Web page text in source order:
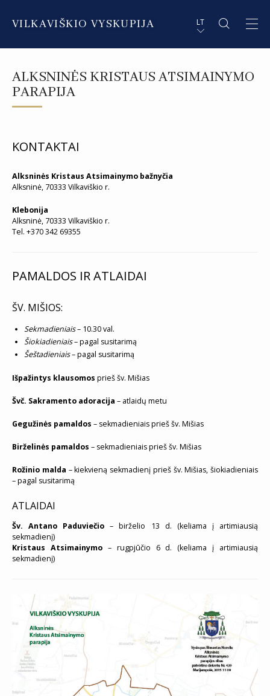
VILKAVIŠKIO VYSKUPIJA LT
DVASININKAI
ALKSNINĖS KRISTAUS ATSIMAINYMO
PARAPIJA
KONTAKTAI
Alksninės Kristaus Atsimainymo bažnyčia
Alksninė, 70333 Vilkaviškio r.
Klebonija
Alksninė, 70333 Vilkaviškio r.
Tel. +370 342 69355
PAMALDOS IR ATLAIDAI
ŠV. MIŠIOS:
Sekmadieniais– 10.30 val.
Šiokiadieniais– pagal susitarimą
Šeštadieniais– pagal susitarimą
Išpažintys klausomos prieš šv. Mišias
Švč. Sakramento adoracija – atlaidų metu
Gegužinės pamaldos – sekmadieniais prieš šv. Mišias
Birželinės pamaldos – sekmadieniais prieš šv. Mišias
Rožinio malda – kiekvieną sekmadienį prieš šv. Mišias, šiokiadieniais
– pagal susitarimą
ATLAIDAI
Šv. Antano Paduviečio– birželio 13 d. (keliama į artimiausią
sekmadienį)
Kristaus Atsimainymo– rugpjūčio 6 d. (keliama į artimiausią
sekmadienį)